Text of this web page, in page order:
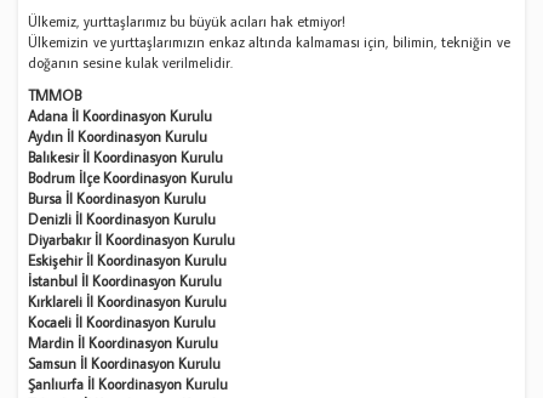
Ülkemiz, yurttaşlarımız bu büyük acıları hak etmiyor!
Ülkemizin ve yurttaşlarımızın enkaz altında kalmaması için, bilimin, tekniğin ve
doğanın sesine kulak verilmelidir.
TMMOB
Adana İl Koordinasyon Kurulu
Aydın İl Koordinasyon Kurulu
Balıkesir İl Koordinasyon Kurulu
Bodrum İlçe Koordinasyon Kurulu
Bursa İl Koordinasyon Kurulu
Denizli İl Koordinasyon Kurulu
Diyarbakır İl Koordinasyon Kurulu
Eskişehir İl Koordinasyon Kurulu
İstanbul İl Koordinasyon Kurulu
Kırklareli İl Koordinasyon Kurulu
Kocaeli İl Koordinasyon Kurulu
Mardin İl Koordinasyon Kurulu
Samsun İl Koordinasyon Kurulu
Şanlıurfa İl Koordinasyon Kurulu